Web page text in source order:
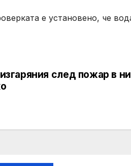
е установено, че
след пожар в